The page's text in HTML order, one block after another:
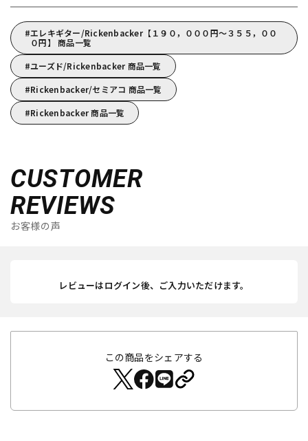
エレキギター/Rickenbacker【１９０，０００円～３５５，００
０円】 商品一覧
ユーズド/Rickenbacker 商品一覧
Rickenbacker/セミアコ 商品一覧
Rickenbacker 商品一覧
CUSTOMER
REVIEWS
お客様の声
レビューはログイン後、ご入力いただけます。
この商品をシェアする